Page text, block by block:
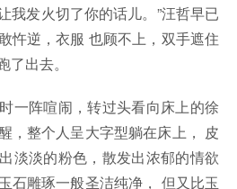
我发火切了你的话儿。”汪哲早已
忤逆，衣服 也顾不上，双手遮住
出去。
阵喧闹，转过头看向床上的徐
，整个人呈大字型躺在床上， 皮
淡淡的粉色，散发出浓郁的情欲
石雕琢一般圣洁纯净， 但又比玉